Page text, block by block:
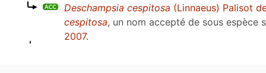
Deschampsia cespitosa (Linnaeus) Palisot
cespitosa, un nom accepté de sous espèce
2007.